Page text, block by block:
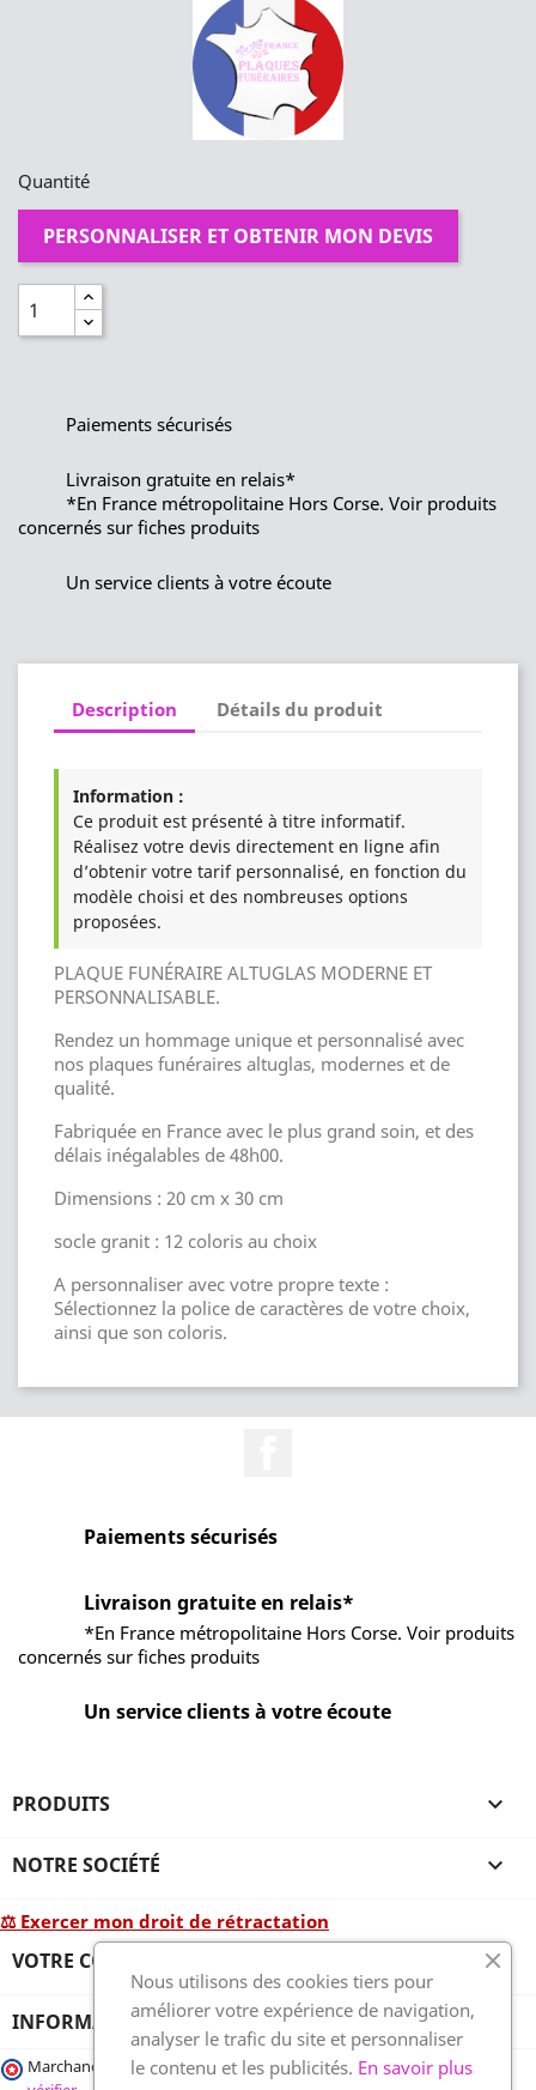
Quantité
PERSONNALISER ET OBTENIR MON DEVIS
Paiements sécurisés
Livraison gratuite en relais*
*En France métropolitaine Hors Corse. Voir produits
concernés sur fiches produits
Un service clients à votre écoute
Description Détails du produit
Information :
Ce produit est présenté à titre informatif.
Réalisez votre devis directement en ligne afin
d’obtenir votre tarif personnalisé, en fonction du
modèle choisi et des nombreuses options
proposées.
PLAQUE FUNÉRAIRE ALTUGLAS MODERNE ET
PERSONNALISABLE.
Rendez un hommage unique et personnalisé avec
nos plaques funéraires altuglas, modernes et de
qualité.
Fabriquée en France avec le plus grand soin, et des
délais inégalables de 48h00.
Dimensions : 20 cm x 30 cm
socle granit : 12 coloris au choix
A personnaliser avec votre propre texte :
Sélectionnez la police de caractères de votre choix,
ainsi que son coloris.
Paiements sécurisés
Livraison gratuite en relais*
*En France métropolitaine Hors Corse. Voir produits
concernés sur fiches produits
Un service clients à votre écoute
PRODUITS 
NOTRE SOCIÉTÉ 
⚖ Exercer mon droit de rétractation
VOTRE COMPTE 
INFORMATIONS
Marchand approuvé par la Société des Avis Garantis,cliquez ici pour
Nous utilisons des cookies tiers pour
améliorer votre expérience de navigation,
analyser le trafic du site et personnaliser
le contenu et les publicités. En savoir plus